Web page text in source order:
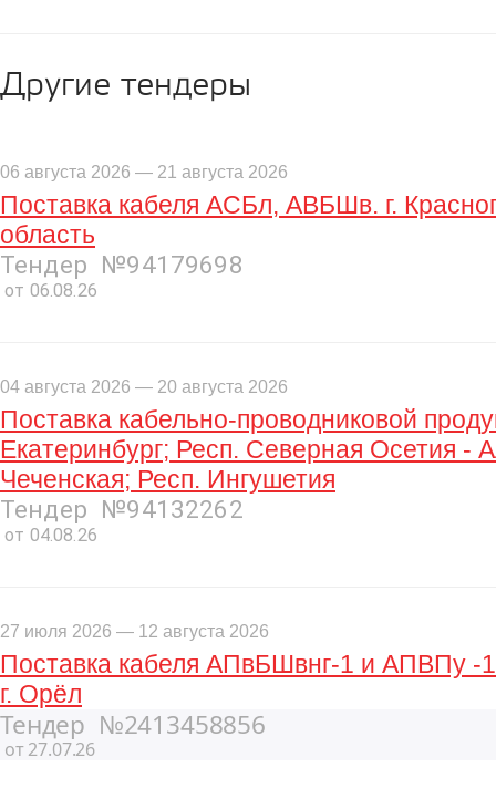
Другие тендеры
06 августа 2026 — 21 августа 2026
Поставка кабеля АСБл, АВБШв. г.
область
Тендер №94179698
от 06.08.26
04 августа 2026 — 20 августа 2026
Поставка кабельно-проводниковой
Екатеринбург; Респ. Северная Осетия -
Чеченская; Респ. Ингушетия
Тендер №94132262
от 04.08.26
27 июля 2026 — 12 августа 2026
Поставка кабеля АПвБШвнг-1 и АПВПу -
г. Орёл
Тендер №2413458856
от 27.07.26